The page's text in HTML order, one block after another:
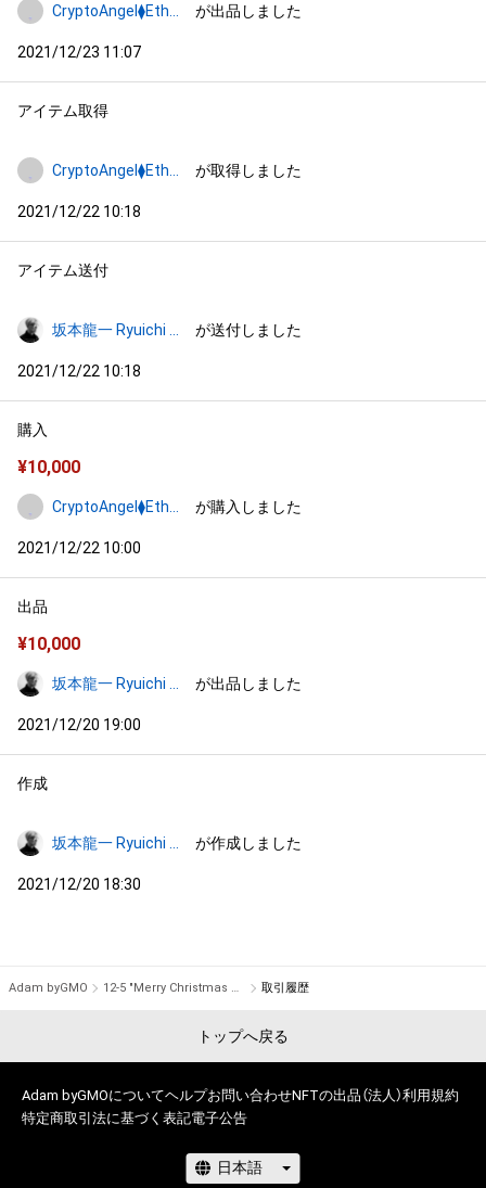
が出品しました
2021/12/23 11:07
アイテム取得
が取得しました
2021/12/22 10:18
アイテム送付
が送付しました
2021/12/22 10:18
購入
¥10,000
が購入しました
2021/12/22 10:00
出品
¥10,000
が出品しました
2021/12/20 19:00
作成
が作成しました
2021/12/20 18:30
Adam byGMO 12-5 "Merry Christmas Mr. Lawrence" Ryuichi Sakamoto 坂本 龍一 取引履歴
トップへ戻る
Adam byGMOについてヘルプお問い合わせNFTの出品（法人）利用規約
特定商取引法に基づく表記電子公告